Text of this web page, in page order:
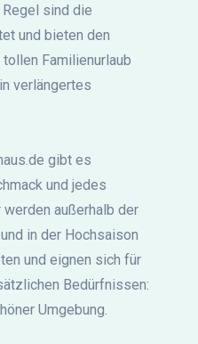
sind die
und bieten den
Familienurlaub
verlängertes
gibt es
und jedes
außerhalb der
in der Hochsaison
und eignen sich für
Bedürfnissen:
Umgebung.